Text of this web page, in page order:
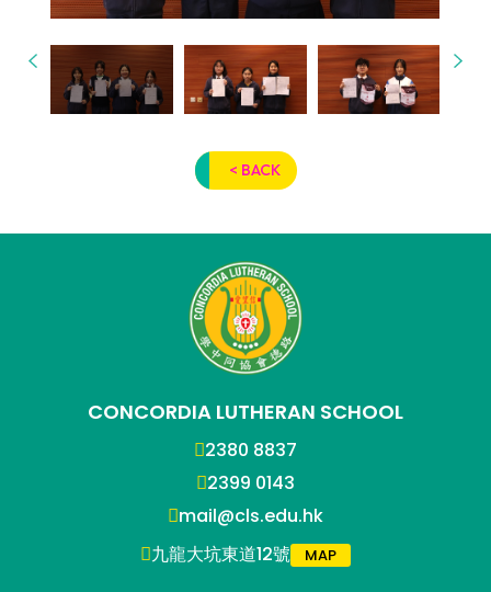
< BACK
CONCORDIA LUTHERAN SCHOOL
2380 8837
2399 0143
mail@cls.edu.hk
九龍大坑東道12號
MAP